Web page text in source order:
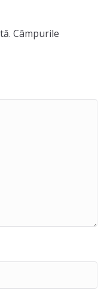
Câmpurile